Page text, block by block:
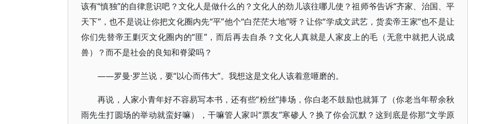
该有“慎独”的自律意识吧？文化人是做什么的？文化人的劲儿该往哪儿使？祖师爷告诉“齐家、治国、平
天下”，也不是说让你把文化圈内先“平”他个“白茫茫大地”呀？让你“学成文武艺，货卖帝王家”也不是让
你们先替帝王剿灭文化圈内的“匪”，而后再去自杀？文化人真就是人家皮上的毛（无意中就把人说成
兽）？而不是社会的良知和脊梁吗？
——罗曼·罗兰说，要“以心而伟大”。我想这是文化人该着意咂磨的。
再说，人家小青年好不容易写本书，还有些“粉丝”捧场，你白老不鼓励也就算了（你老当年帮余秋
雨先生打圆场的举动就蛮好嘛），干嘛管人家叫“票友”寒碜人？换了你会沉默？这到底是你那“文学原